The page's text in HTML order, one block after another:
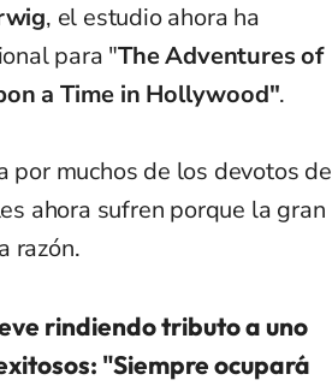
, el estudio ahora ha
para "The Adventures of
a Time in Hollywood".
por muchos de los devotos de
ahora sufren porque la gran
razón.
rindiendo tributo a uno
"Siempre ocupará